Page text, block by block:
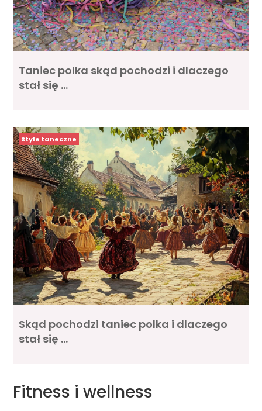
Taniec polka skąd pochodzi i dlaczego
stał się …
Style taneczne
Skąd pochodzi taniec polka i dlaczego
stał się …
Fitness i wellness